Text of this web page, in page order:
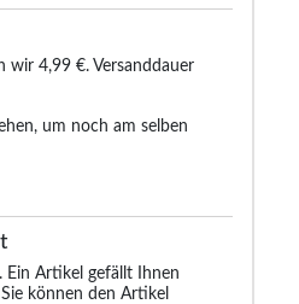
wir 4,99 €. Versanddauer
um noch am selben
Ein Artikel gefällt Ihnen
können den Artikel
mit
offenem Rand, Mauve